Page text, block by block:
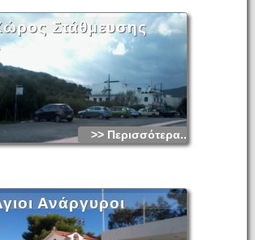
Στάθμευσης
>> Περισσότερα...
Ανάργυροι